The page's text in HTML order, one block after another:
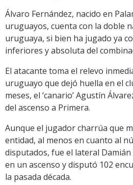
Álvaro Fernández, nacido en
uruguayos, cuenta con la doble
uruguaya, si bien ha jugado ya
inferiores y absoluta del
El atacante toma el relevo
uruguayo que dejó huella en el
meses, el ‘canario’ Agustín
del ascenso a Primera.
Aunque el jugador charrúa que
entidad, al menos en cuanto al
disputados, fue el lateral
en un ascenso y disputó 102
la pasada década.